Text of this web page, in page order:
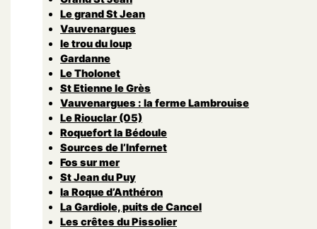
Le grand St Jean
Vauvenargues
le trou du loup
Gardanne
Le Tholonet
St Etienne le Grès
Vauvenargues : la ferme Lambrouise
Le Riouclar (05)
Roquefort la Bédoule
Sources de l’Infernet
Fos sur mer
St Jean du Puy
la Roque d’Anthéron
La Gardiole, puits de Cancel
Les crêtes du Pissolier